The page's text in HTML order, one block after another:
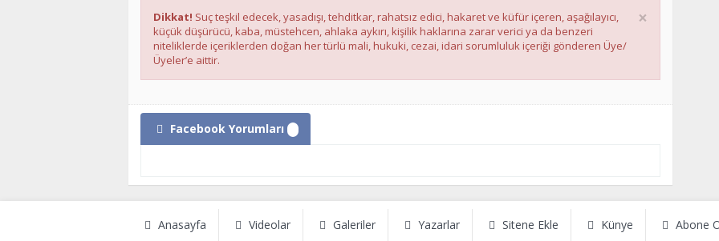
×
Dikkat! Suç teşkil edecek, yasadışı, tehditkar, rahatsız edici, hakaret ve küfür içeren, aşağılayıcı,
küçük düşürücü, kaba, müstehcen, ahlaka aykırı, kişilik haklarına zarar verici ya da benzeri
niteliklerde içeriklerden doğan her türlü mali, hukuki, cezai, idari sorumluluk içeriği gönderen Üye/
Üyeler’e aittir.
Facebook Yorumları
Anasayfa Videolar Galeriler Yazarlar Sitene Ekle Künye Abone